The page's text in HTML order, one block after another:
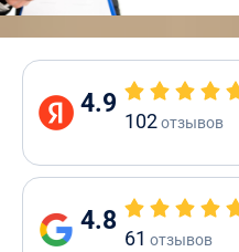
4.9
102отзывов
4.8
61 отзывов